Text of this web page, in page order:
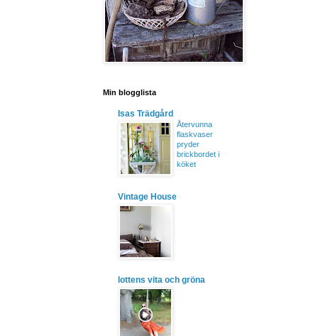
Min blogglista
Isas Trädgård
Återvunna
flaskvaser
pryder
brickbordet i
köket
Vintage House
lottens vita och gröna